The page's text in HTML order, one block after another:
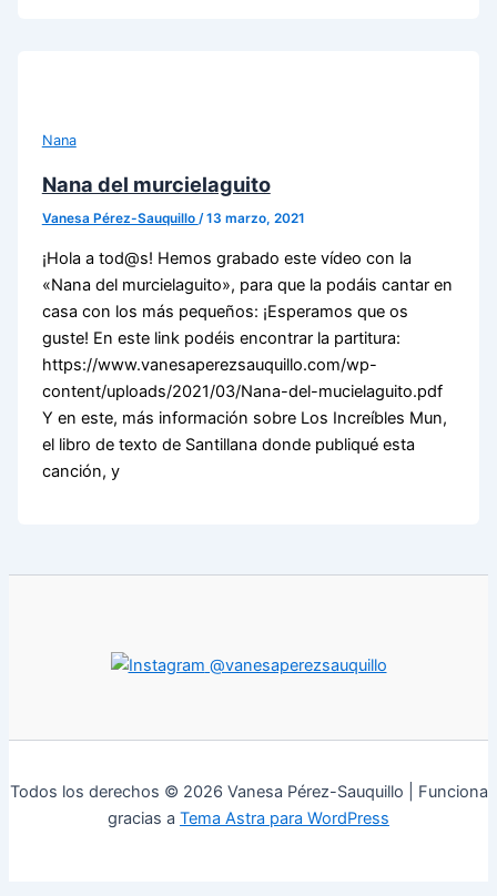
Nana
Nana del murcielaguito
Vanesa Pérez-Sauquillo /13 marzo, 2021
¡Hola a tod@s! Hemos grabado este vídeo con la
«Nana del murcielaguito», para que la podáis cantar en
casa con los más pequeños: ¡Esperamos que os
guste! En este link podéis encontrar la partitura:
https://www.vanesaperezsauquillo.com/wp-
content/uploads/2021/03/Nana-del-mucielaguito.pdf
Y en este, más información sobre Los Increíbles Mun,
el libro de texto de Santillana donde publiqué esta
canción, y
@vanesaperezsauquillo
Todos los derechos © 2026 Vanesa Pérez-Sauquillo | Funciona
gracias a Tema Astra para WordPress